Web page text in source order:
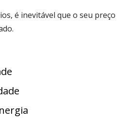
é inevitável que o seu preço